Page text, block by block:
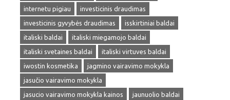
internetu pigiau
investicinis draudimas
investicinis gyvybės draudimas
isskirtiniai baldai
italiski baldai
italiski miegamojo baldai
italiski svetaines baldai
italiski virtuves baldai
iwostin kosmetika
jagmino vairavimo mokykla
jasučio vairavimo mokykla
jasucio vairavimo mokykla kainos
jaunuolio baldai